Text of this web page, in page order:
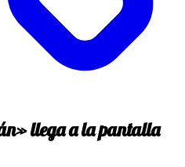
llega a la pantalla